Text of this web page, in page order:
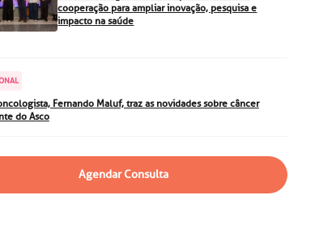
Saiba mais
Solicitação de veracidade de
cooperação para ampliar inovação, pesquisa e
impacto na saúde
Fernando Maluf, traz as novidades sobre câncer
do Asco
Agendar Consulta